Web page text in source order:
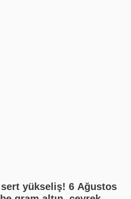
yükseliş! 6 Ağustos